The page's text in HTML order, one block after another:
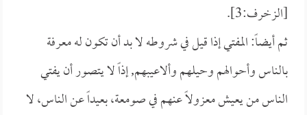
[الزخرف:3].
ثم أيضاً: المفتي إذا قيل في شروطه لا بد أن تكون له معرفة
بالناس وأحوالهم وحيلهم وألاعيبهم, إذاً لا يتصور أن يفتي
الناس من يعيش معزولاً عنهم في صومعة، بعيداً عن الناس، لا